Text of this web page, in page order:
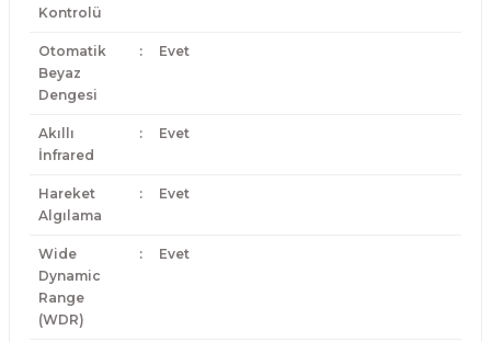
Kontrolü
Otomatik
Beyaz
Dengesi
: Evet
Akıllı
İnfrared
: Evet
Hareket
Algılama
: Evet
Wide
Dynamic
Range
(WDR)
: Evet